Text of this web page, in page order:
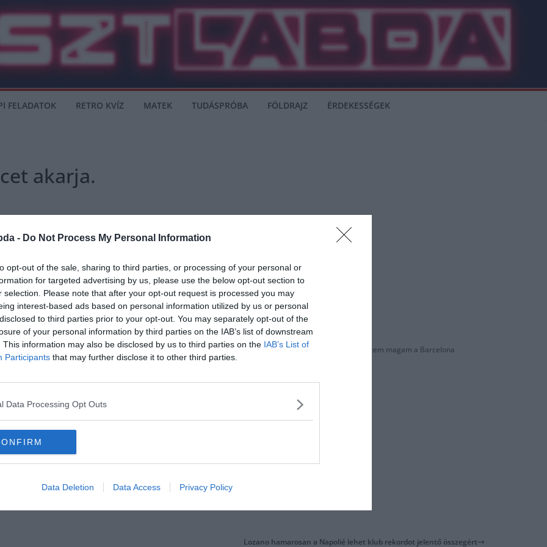
- Do Not Process My Personal Information
opt-out of the sale, sharing to third parties, or processing of your personal or
for targeted advertising by us, please use the below opt-out section to
selection. Please note that after your opt-out request is processed you may
interest-based ads based on personal information utilized by us or personal
to third parties prior to your opt-out. You may separately opt-out of the
of your personal information by third parties on the IAB’s list of downstream
This information may also be disclosed by us to third parties on the IAB’s List of
Participants that may further disclose it to other third parties.
Data Processing Opt Outs
Data Deletion Data Access Privacy Policy
FELADATOK RETRO KVÍZ MATEK TUDÁSPRÓBA FÖLDRAJZ ÉRDEKESSÉGEK
akarja.
hogy az olasz csapat leakarja igazolni a horvát válogatott játékosát Ivan Rakiticet.
tartanak a Juventus gárdájánál.
így mindenképpen mélyen a pénztárcájába kéne nyúlnia az Öreg Hölgynek a játékos leigazolását illetően.
Hozzájuk csatlakozott még az Ajax csapatától Frenkie De Jong ezen a nyáron.
tavaly ugyanezek a pletykák szóltak rólam. Beszéltem a vezetőséggel, mindenre nyitott vagyok jól érzem magam a Barcelona
Lozano hamarosan a Napolié lehet klub rekordot jelentő összegért